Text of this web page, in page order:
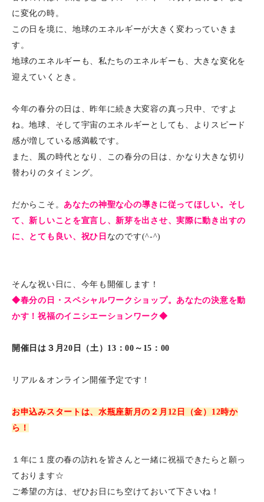
に変化の時。
この日を境に、地球のエネルギーが大きく変わっていきま
す。
地球のエネルギーも、私たちのエネルギーも、大きな変化を
迎えていくとき。
今年の春分の日は、昨年に続き大変容の真っ只中、ですよ
ね。地球、そして宇宙のエネルギーとしても、よりスピード
感が増している感満載です。
また、風の時代となり、この春分の日は、かなり大きな切り
替わりのタイミング。
だからこそ。あなたの神聖な心の導きに従ってほしい。そし
て、新しいことを宣言し、新芽を出させ、実際に動き出すの
に、とても良い、祝ひ日 なのです(^-^)
そんな祝い日に、今年も開催します！
◆春分の日・スペシャルワークショップ。あなたの決意を動
かす！祝福のイニシエーションワーク◆
開催日は３月20日（土）13：00～15：00
リアル＆オンライン開催予定です！
お申込みスタートは、水瓶座新月の２月12日（金）12時か
ら！
１年に１度の春の訪れを皆さんと一緒に祝福できたらと願っ
ております☆
ご希望の方は、ぜひお日にち空けておいて下さいね！